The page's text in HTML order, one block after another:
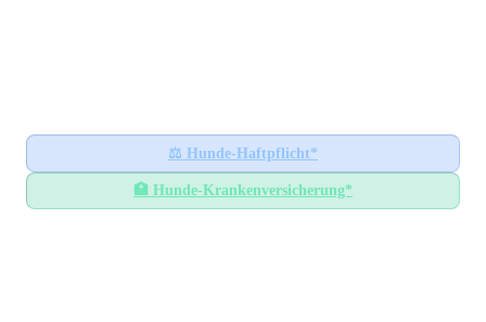
⚖️ Hunde-Haftpflicht*
🏥 Hunde-Krankenversicherung*